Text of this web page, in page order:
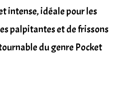
intense, idéale pour les
palpitantes et de frissons
du genre Pocket